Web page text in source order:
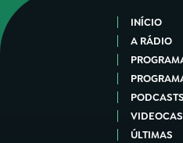
INÍCIO
A RÁDIO
PODCASTS
ÚLTIMAS